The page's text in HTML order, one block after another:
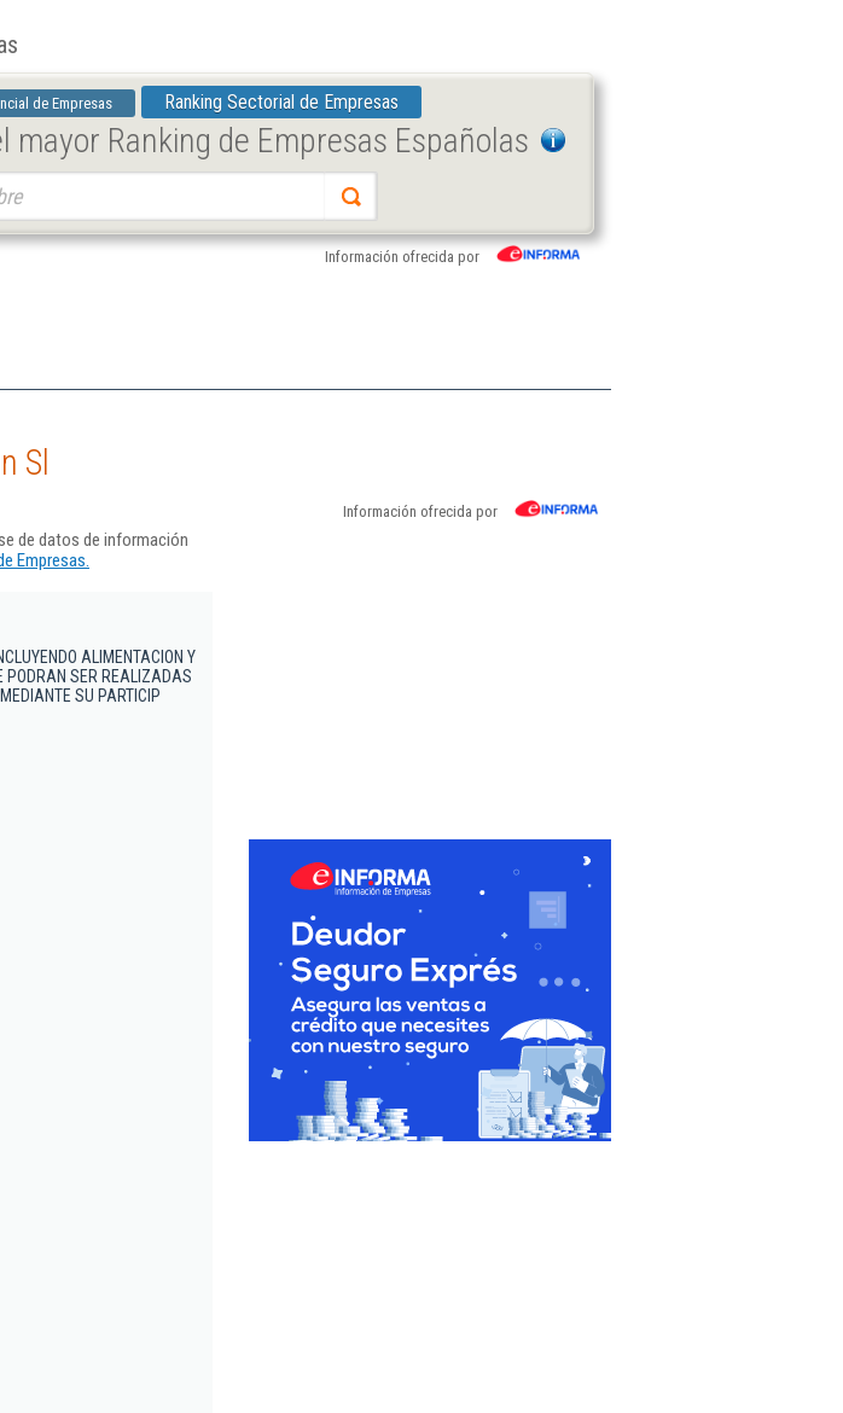
de Empresas Ranking Sectorial de Empresas
Ranking de Empresas Españolas
Información ofrecida por
Sl
Información ofrecida por
de datos de información
Empresas.
ALIMENTACION Y
PODRAN SER REALIZADAS
SU PARTICIP